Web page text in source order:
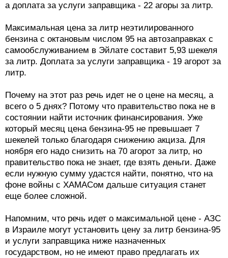
а доплата за услуги заправщика - 22 агоры за литр.
Максимальная цена за литр неэтилированного
бензина с октановым числом 95 на автозаправках с
самообслуживанием в Эйлате составит 5,93 шекеля
за литр. Доплата за услуги заправщика - 19 агорот за
литр.
Почему на этот раз речь идет не о цене на месяц, а
всего о 5 днях? Потому что правительство пока не в
состоянии найти источник финансирования. Уже
который месяц цена бензина-95 не превышает 7
шекелей только благодаря снижению акциза. Для
ноября его надо снизить на 70 агорот за литр, но
правительство пока не знает, где взять деньги. Даже
если нужную сумму удастся найти, понятно, что на
фоне войны с ХАМАСом дальше ситуация станет
еще более сложной.
Напомним, что речь идет о максимальной цене - АЗС
в Израиле могут установить цену за литр бензина-95
и услуги заправщика ниже назначенных
государством, но не имеют право предлагать их